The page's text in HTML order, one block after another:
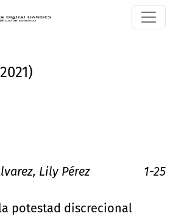
Lily Pérez
1-25
potestad discrecional